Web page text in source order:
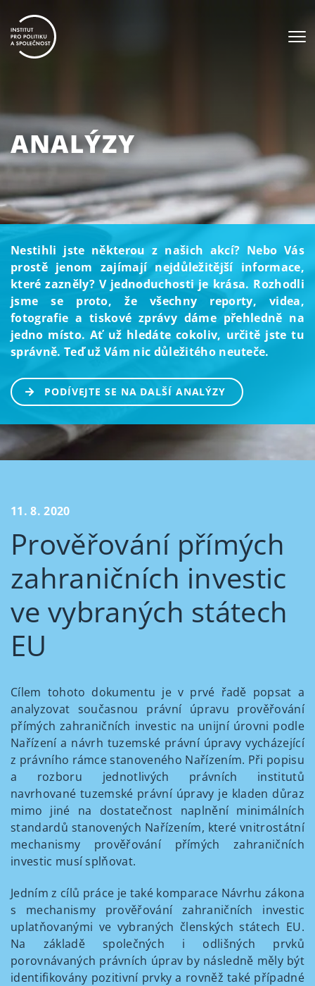
ANALÝZY
Nestihli jste některou z našich akcí? Nebo Vás
prostě jenom zajímají nejdůležitější informace,
které zazněly? V jednoduchosti je krása. Rozhodli
jsme se proto, že všechny reporty, videa,
fotografie a tiskové zprávy dáme přehledně na
jedno místo. Ať už hledáte cokoliv, určitě jste tu
správně. Teď už Vám nic důležitého neuteče.
PODÍVEJTE SE NA DALŠÍ ANALÝZY
11. 8. 2020
Prověřování přímých
zahraničních investic
ve vybraných státech
EU
Cílem tohoto dokumentu je v prvé řadě popsat a
analyzovat současnou právní úpravu prověřování
přímých zahraničních investic na unijní úrovni podle
Nařízení a návrh tuzemské právní úpravy vycházející
z právního rámce stanoveného Nařízením. Při popisu
a rozboru jednotlivých právních institutů
navrhované tuzemské právní úpravy je kladen důraz
mimo jiné na dostatečnost naplnění minimálních
standardů stanovených Nařízením, které vnitrostátní
mechanismy prověřování přímých zahraničních
investic musí splňovat.
Jedním z cílů práce je také komparace Návrhu zákona
s mechanismy prověřování zahraničních investic
uplatňovanými ve vybraných členských státech EU.
Na základě společných i odlišných prvků
porovnávaných právních úprav by následně měly být
identifikovány pozitivní prvky a rovněž také případné